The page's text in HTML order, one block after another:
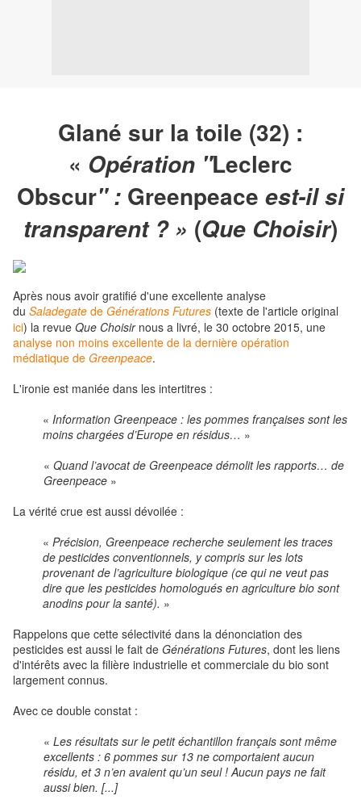
Glané sur la toile (32) :
« Opération "Leclerc
Obscur" : Greenpeace est-il si
transparent ? » (Que Choisir)
Après nous avoir gratifié d'une excellente analyse
du Saladegate de Générations Futures (texte de l'article original
ici) la revue Que Choisirnous a livré, le 30 octobre 2015, une
analyse non moins excellente de la dernière opération
médiatique de Greenpeace.
L'ironie est maniée dans les intertitres :
« Information Greenpeace : les pommes françaises sont les
moins chargées d’Europe en résidus… »
«Quand l’avocat de Greenpeace démolit les rapports… de
Greenpeace »
La vérité crue est aussi dévoilée :
«Précision, Greenpeace recherche seulement les traces
de pesticides conventionnels, y compris sur les lots
provenant de l’agriculture biologique (ce qui ne veut pas
dire que les pesticides homologués en agriculture bio sont
anodins pour la santé). »
Rappelons que cette sélectivité dans la dénonciation des
pesticides est aussi le fait de Générations Futures, dont les liens
d'intérêts avec la filière industrielle et commerciale du bio sont
largement connus.
Avec ce double constat :
«Les résultats sur le petit échantillon français sont même
excellents : 6 pommes sur 13 ne comportaient aucun
résidu, et 3 n’en avaient qu’un seul ! Aucun pays ne fait
aussi bien. [...]